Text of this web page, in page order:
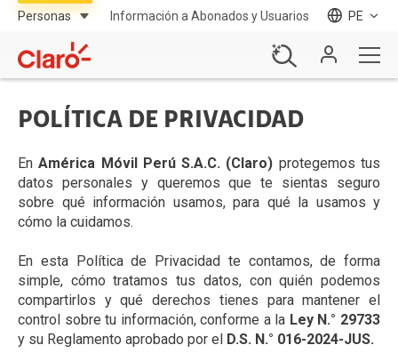
Información a Abonados y Usuarios PE
POLÍTICA DE PRIVACIDAD
EnAmérica Móvil Perú S.A.C. (Claro) protegemos tus
datos personales y queremos que te sientas seguro
sobre qué información usamos, para qué la usamos y
cómo la cuidamos.
En esta Política de Privacidad te contamos, de forma
simple, cómo tratamos tus datos, con quién podemos
compartirlos y qué derechos tienes para mantener el
control sobre tu información, conforme a la Ley N.° 29733
y su Reglamento aprobado por el D.S. N.° 016-2024-JUS.